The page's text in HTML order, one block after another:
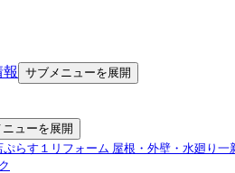
サブメニューを展開
ューを展開
ぷらす１リフォーム 屋根・外壁・水廻り一